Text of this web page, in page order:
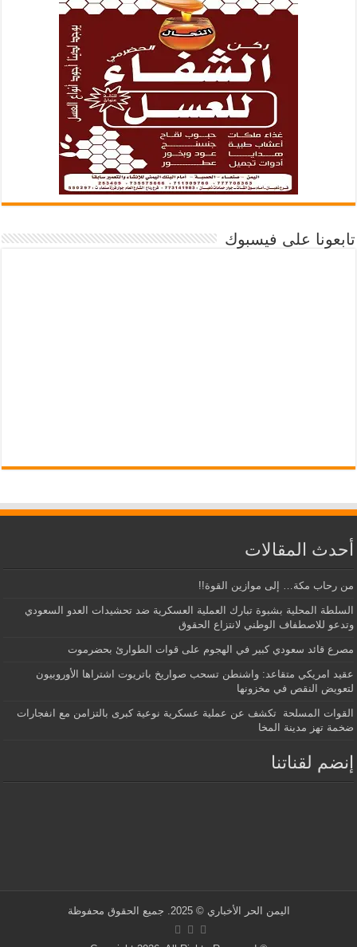
تابعونا على فيسبوك
أحدث المقالات
من رحاب مكة… إلى موازين القوة!!
السلطة المحلية بشبوة تبارك العملية العسكرية ضد تحشيدات العدو السعودي
وتدعو للاصطفاف الوطني لانتزاع الحقوق
مصرع قائد سعودي كبير في الهجوم على قوات الطوارئ بحضرموت
عقيد امريكي متقاعد: واشنطن تسحب صواريخ باتريوت اشتراها الأوروبيون
لتعويض النقص في مخزونها
القوات المسلحة تكشف عن عملية عسكرية نوعية كبرى بالتزامن مع انفجارات
ضخمة تهز مدينة المخا
إنضم لقناتنا
اليمن الحر الأخباري © 2025. جميع الحقوق محفوظة